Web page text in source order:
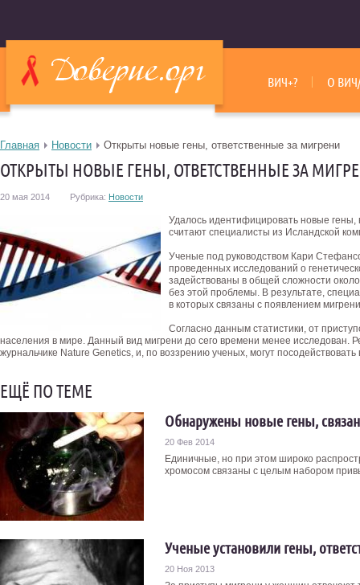
ВИЧ+? О
Главная Новости Открыты новые гены, ответственные за мигрени
ОТКРЫТЫ НОВЫЕ ГЕНЫ, ОТВЕТСТВЕННЫЕ ЗА
20 мая 2014 Рубрика: Новости
Удалось идентифицировать новые гены,
считают специалисты из Исландской
Ученые под руководством Кари
проведенных исследований о
задействованы в общей сложности
без этой проблемы. В результате,
в которых связаны с появлением
Согласно данным статистики, от
населения в мире. Данный вид мигрени до сего времени менее исследован.
журнальчике Nature Genetics, и, по воззрению ученых, могут
ЕЩЁ ПО ТЕМЕ
Обнаружены новые гены,
20 Фев 2014
Единичные, но при этом широко
хромосом связаны с целым набором
Ученые установили гены,
20 Ноя 2013